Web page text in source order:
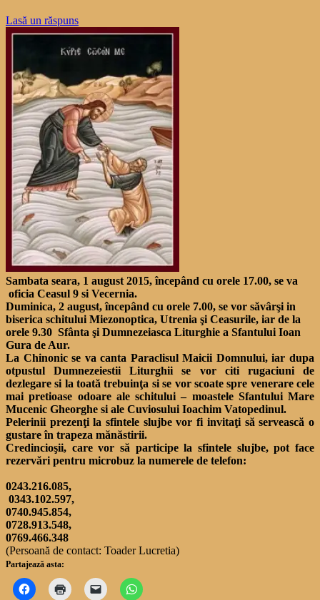
Lasă un răspuns
Sambata seara, 1 august 2015, începând cu orele 17.00, se va
oficia Ceasul 9 si Vecernia.
Duminica, 2 august, începând cu orele 7.00, se vor săvârşi in
biserica schitului Miezonoptica, Utrenia şi Ceasurile, iar de la
orele 9.30 Sfânta şi Dumnezeiasca Liturghie a Sfantului Ioan
Gura de Aur.
La Chinonic se va canta Paraclisul Maicii Domnului, iar dupa
otpustul Dumnezeiestii Liturghii se vor citi rugaciuni de
dezlegare si la toată trebuinţa si se vor scoate spre venerare cele
mai pretioase odoare ale schitului – moastele Sfantului Mare
Mucenic Gheorghe si ale Cuviosului Ioachim Vatopedinul.
Pelerinii prezenţi la sfintele slujbe vor fi invitaţi să servească o
gustare în trapeza mănăstirii.
Credincioşii, care vor să participe la sfintele slujbe, pot face
rezervări pentru microbuz la numerele de telefon:
0243.216.085,
0343.102.597,
0740.945.854,
0728.913.548,
0769.466.348
(Persoană de contact: Toader Lucretia)
Partajează asta: